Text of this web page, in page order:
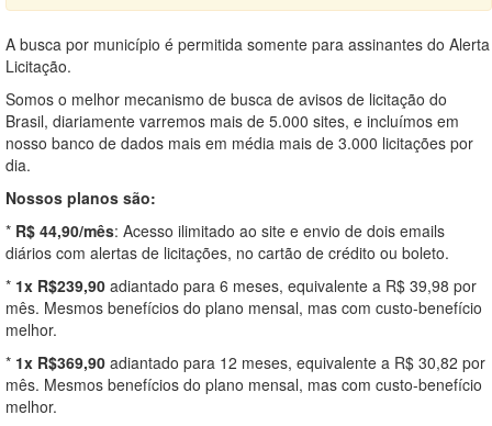
A busca por município é permitida somente para assinantes do Alerta
Licitação.
Somos o melhor mecanismo de busca de avisos de licitação do
Brasil, diariamente varremos mais de 5.000 sites, e incluímos em
nosso banco de dados mais em média mais de 3.000 licitações por
dia.
Nossos planos são:
* R$ 44,90/mês: Acesso ilimitado ao site e envio de dois emails
diários com alertas de licitações, no cartão de crédito ou boleto.
* 1x R$239,90 adiantado para 6 meses, equivalente a R$ 39,98 por
mês. Mesmos benefícios do plano mensal, mas com custo-benefício
melhor.
* 1x R$369,90 adiantado para 12 meses, equivalente a R$ 30,82 por
mês. Mesmos benefícios do plano mensal, mas com custo-benefício
melhor.